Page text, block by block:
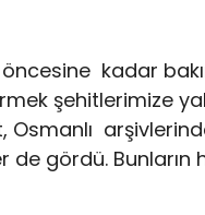
kadar
şehitlerimize
Osmanlı
gördü. Bunların